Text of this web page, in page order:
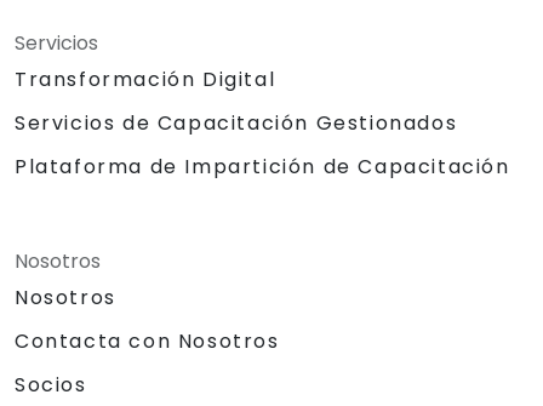
Servicios
Transformación Digital
Servicios de Capacitación Gestionados
Plataforma de Impartición de Capacitación
Nosotros
Nosotros
Contacta con Nosotros
Socios